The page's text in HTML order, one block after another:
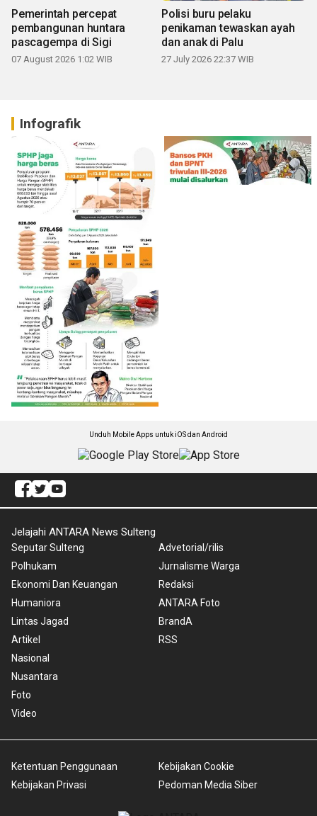
Pemerintah percepat
pembangunan huntara
pascagempa di Sigi
07 August 2026 1:02 WIB
Polisi buru pelaku
penikaman tewaskan ayah
dan anak di Palu
27 July 2026 22:37 WIB
Infografik
Unduh Mobile Apps untuk iOS dan Android
Jelajahi ANTARA News Sulteng
Seputar Sulteng
Polhukam
Ekonomi Dan Keuangan
Humaniora
Lintas Jagad
Artikel
Nasional
Nusantara
Foto
Video
Advetorial/rilis
Jurnalisme Warga
Redaksi
ANTARA Foto
BrandA
RSS
Ketentuan Penggunaan
Kebijakan Privasi
Kebijakan Cookie
Pedoman Media Siber